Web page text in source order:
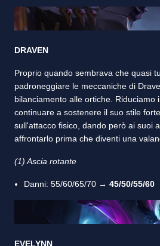
DRAVEN
Proprio quando sembrava che quasi
padroneggiare le meccaniche di
bilanciamento alle ortiche. Riduciamo
continuare a sostenere il suo stile
sull'attacco fisico, dando però ai suoi
affrontarlo prima che diventi una
(1) Ascia rotante
Danni: 55/60/65/70 → 45/50/55/60
EVELYNN